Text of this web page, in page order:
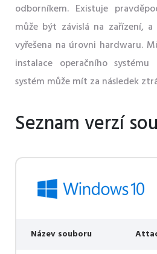
odborníkem. Existuje
může být závislá na zařízení,
vyřešena na úrovni hardwaru.
instalace operačního
systém může mít za následek
Seznam verzí
Název souboru